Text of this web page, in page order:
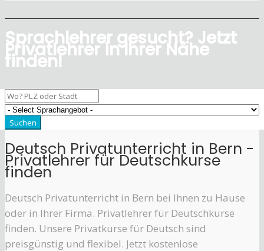
Sprachlehrer gesucht? Jetzt
Privatlehrer in Ihrer Nähe
finden!
Deutsch Privatunterricht in Bern -
Privatlehrer für Deutschkurse
finden
Deutsch Privatunterricht in Bern bei Ihnen zu Hause
oder in Ihrer Firma. Privatlehrer für Deutschkurse
finden. Unsere Privatkurse für Deutsch sind
preisgünstig und flexibel. Jetzt kostenlose